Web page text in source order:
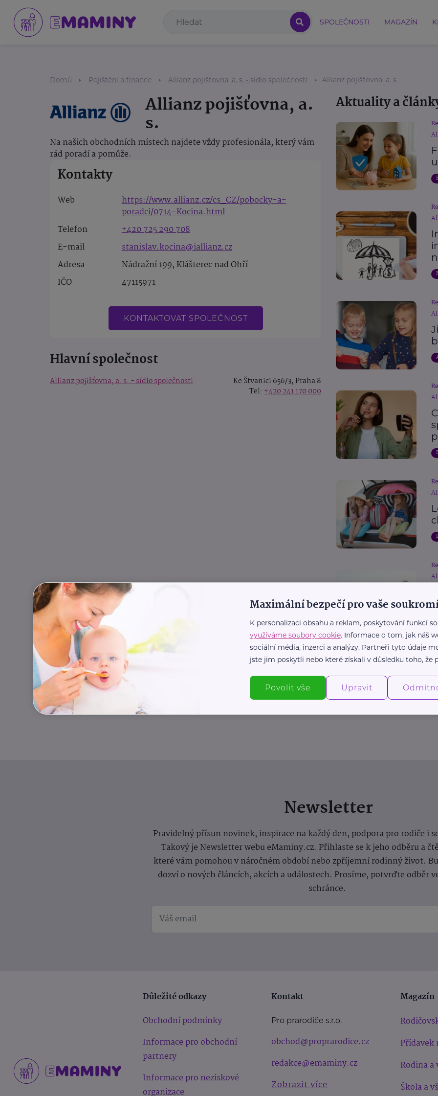
SPOLEČNOSTI MAGAZÍN
Domů Pojištění a finance Allianz pojišťovna, a. s. - sídlo společnosti Allianz pojišťovna, a. s.
Allianz pojišťovna, a.
s.
Na našich obchodních místech najdete vždy profesionála, který vám
rád poradí a pomůže.
Kontakty
Web
https://www.allianz.cz/cs_CZ/pobocky-a-
poradci/0714-Kocina.html
Telefon
+420 725 290 708
E-mail
stanislav.kocina@iallianz.cz
Adresa
Nádražní 199, Klášterec nad Ohří
IČO
47115971
KONTAKTOVAT SPOLEČNOST
Hlavní společnost
Allianz pojišťovna, a. s. - sídlo společnosti
Ke Štvanici 656/3, Praha 8
Tel: +420 241 170 000
Aktuality a
Newsletter
Pravidelný přísun novinek, inspirace na každý den, podpora pro rodiče i
Takový je Newsletter webu eMaminy.cz. Přihlaste se k jeho odběru a
které vám pomohou v náročném období nebo zpříjemní rodinný život.
dozví o nových článcích, akcích a událostech. Prosíme, potvrďte odběr
schránce.
Důležité odkazy
Obchodní podmínky
Informace pro obchodní
partnery
Informace pro neziskové
organizace
Kontakt
Pro prarodiče s.r.o.
obchod@proprarodice.cz
redakce@emaminy.cz
Zobrazit více
Magazín
Přídavek
Rodina a
Škola a
Maximální bezpečí pro vaše
K personalizaci obsahu a reklam, poskytování funkcí
využíváme soubory cookie. Informace o tom, jak náš
sociální média, inzerci a analýzy. Partneři tyto údaje
jste jim poskytli nebo které získali v důsledku toho, že
Povolit vše Upravit